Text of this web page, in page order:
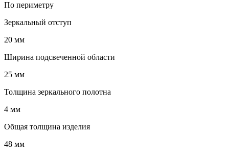
По периметру
Зеркальный отступ
20 мм
Ширина подсвеченной области
25 мм
Толщина зеркального полотна
4 мм
Общая толщина изделия
48 мм